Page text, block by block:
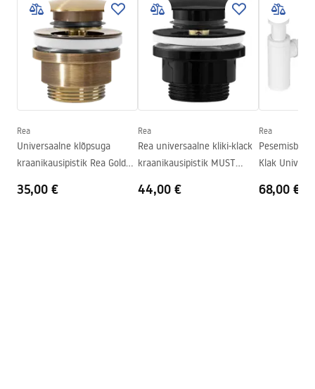
Lõpeta
Läikiv
Pikkus
615mm
Laius
350
mm
Kõrgus
110 mm
Sügavus
mm
Kuju
Kraani auk
Ei
Kokkupaneku juhised
Basin.pdf
Garantiitingimused
Warranty_Terms_and_Conditions_Basins_-_5.pdf
Rea
Universaalne klõpsuga
kraanikausipistik Rea Gold
35,00 €
Rea
Rea universaalne kliki-klack
kraanikausipistik MUST
44,00 €
Rea
Klak
68,00 €